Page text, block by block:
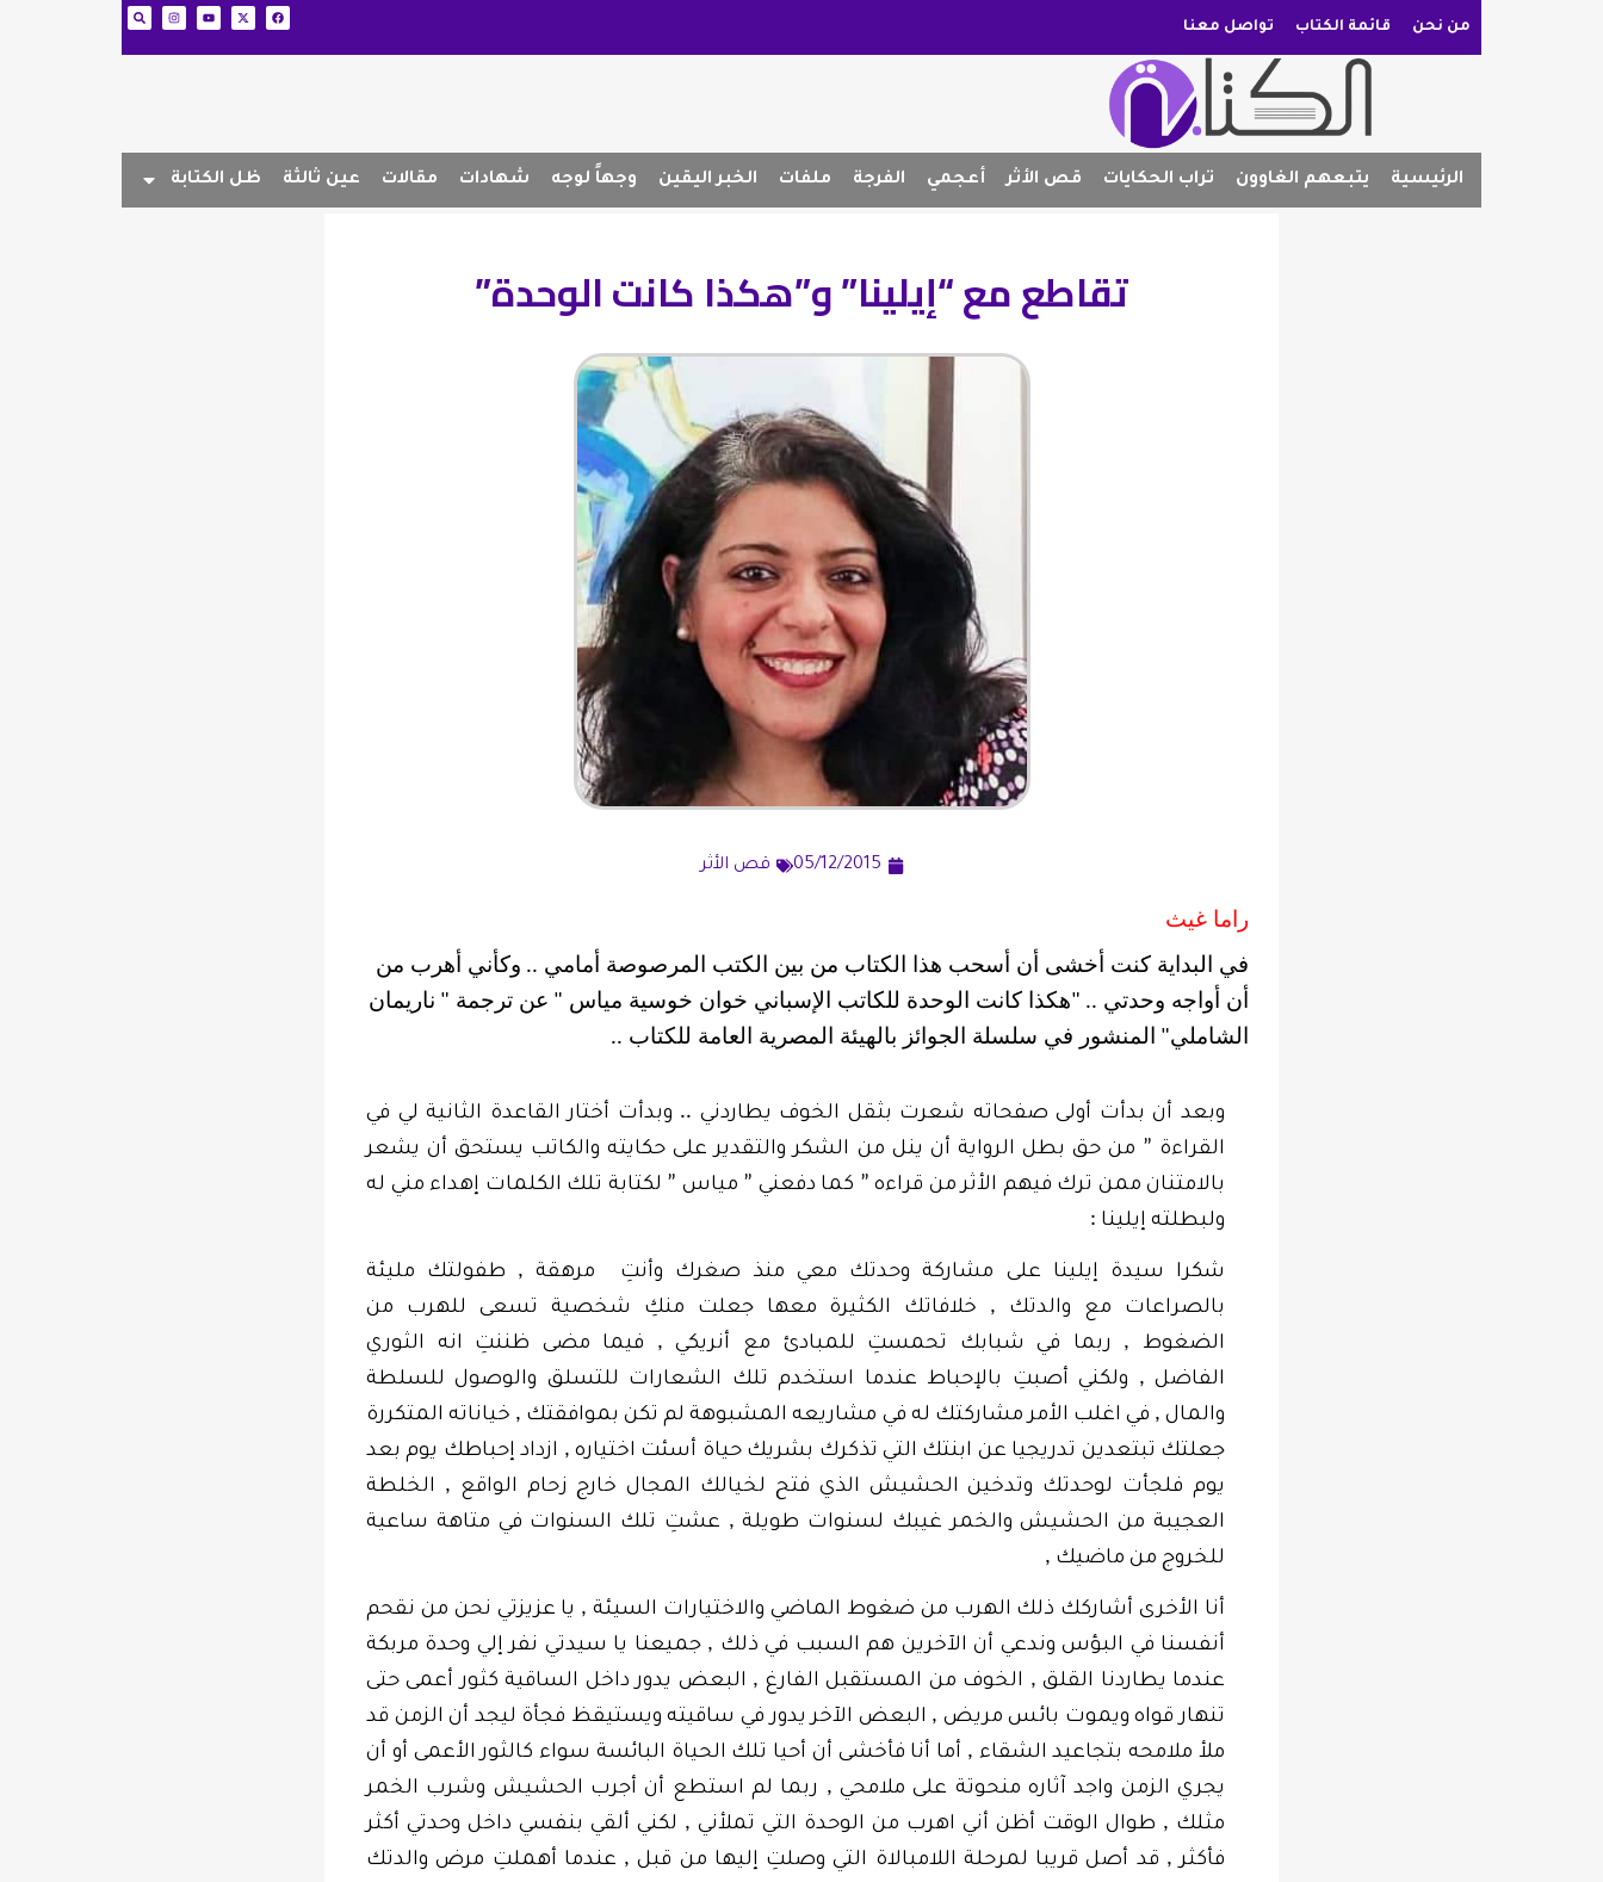
من نحن قائمة الكتاب تواصل معنا
الرئيسية يتبعهم الغاوون تراب الحكايات قص الأثر أعجمي الفرجة ملفات الخبر اليقين وجهاً لوجه شهادات مقالات عين ثالثة ظل الكتابة
تقاطع مع “إيلينا” و”هكذا كانت الوحدة”
05/12/2015 قص الأثر
راما غيث
في البداية كنت أخشى أن أسحب هذا الكتاب من بين الكتب المرصوصة أمامي .. وكأني أهرب من
أن أواجه وحدتي .. "هكذا كانت الوحدة للكاتب الإسباني خوان خوسية مياس " عن ترجمة " ناريمان
الشاملي" المنشور في سلسلة الجوائز بالهيئة المصرية العامة للكتاب ..
وبعد أن بدأت أولى صفحاته شعرت بثقل الخوف يطاردني .. وبدأت أختار القاعدة الثانية لي في
القراءة ” من حق بطل الرواية أن ينل من الشكر والتقدير على حكايته والكاتب يستحق أن يشعر
بالامتنان ممن ترك فيهم الأثر من قراءه ” كما دفعني ” مياس ” لكتابة تلك الكلمات إهداء مني له
ولبطلته إيلينا :
شكرا سيدة إيلينا على مشاركة وحدتك معي منذ صغرك وأنتِ مرهقة , طفولتك مليئة
بالصراعات مع والدتك , خلافاتك الكثيرة معها جعلت منكِ شخصية تسعى للهرب من
الضغوط , ربما في شبابك تحمستِ للمبادئ مع أنريكي , فيما مضى ظننتِ انه الثوري
الفاضل , ولكني أصبتِ بالإحباط عندما استخدم تلك الشعارات للتسلق والوصول للسلطة
والمال , في اغلب الأمر مشاركتك له في مشاريعه المشبوهة لم تكن بموافقتك , خياناته المتكررة
جعلتك تبتعدين تدريجيا عن ابنتك التي تذكرك بشريك حياة أسئت اختياره , ازداد إحباطك يوم بعد
يوم فلجأت لوحدتك وتدخين الحشيش الذي فتح لخيالك المجال خارج زحام الواقع , الخلطة
العجيبة من الحشيش والخمر غيبك لسنوات طويلة , عشتِ تلك السنوات في متاهة ساعية
للخروج من ماضيك ,
أنا الأخرى أشاركك ذلك الهرب من ضغوط الماضي والاختيارات السيئة , يا عزيزتي نحن من نقحم
أنفسنا في البؤس وندعي أن الآخرين هم السبب في ذلك ,جميعنا يا سيدتي نفر إلي وحدة مربكة
عندما يطاردنا القلق , الخوف من المستقبل الفارغ , البعض يدور داخل الساقية كثور أعمى حتى
تنهار قواه ويموت بائس مريض , البعض الآخر يدور في ساقيته ويستيقظ فجأة ليجد أن الزمن قد
ملأ ملامحه بتجاعيد الشقاء , أما أنا فأخشى أن أحيا تلك الحياة البائسة سواء كالثور الأعمى أو أن
يجري الزمن واجد آثاره منحوتة على ملامحي , ربما لم استطع أن أجرب الحشيش وشرب الخمر
مثلك , طوال الوقت أظن أني اهرب من الوحدة التي تملأني , لكني ألقي بنفسي داخل وحدتي أكثر
فأكثر , قد أصل قريبا لمرحلة اللامبالاة التي وصلتِ إليها من قبل , عندما أهملتِ مرض والدتك